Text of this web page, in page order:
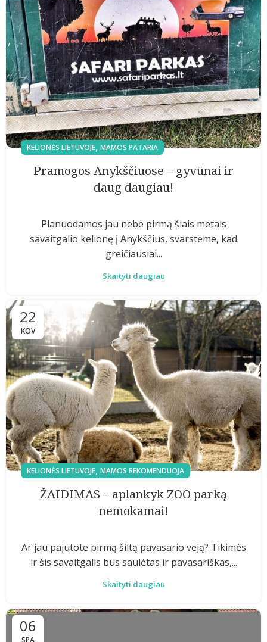
KELIONĖS LIETUVOJE, MAMOS PATARIA
Pramogos Anykščiuose – gyvūnai ir
daug daugiau!
Planuodamos jau nebe pirmą šiais metais
savaitgalio kelionę į Anykščius, svarstėme, kad
greičiausiai...
Skaityti daugiau
22
KOV
KELIONĖS LIETUVOJE, MAMOS REKOMENDUOJA
ŽAIDIMAS – aplankyk ZOO parką
nemokamai!
Ar jau pajutote pirmą šiltą pavasario vėją? Tikimės
ir šis savaitgalis bus saulėtas ir pavasariškas,...
Skaityti daugiau
06
SPA